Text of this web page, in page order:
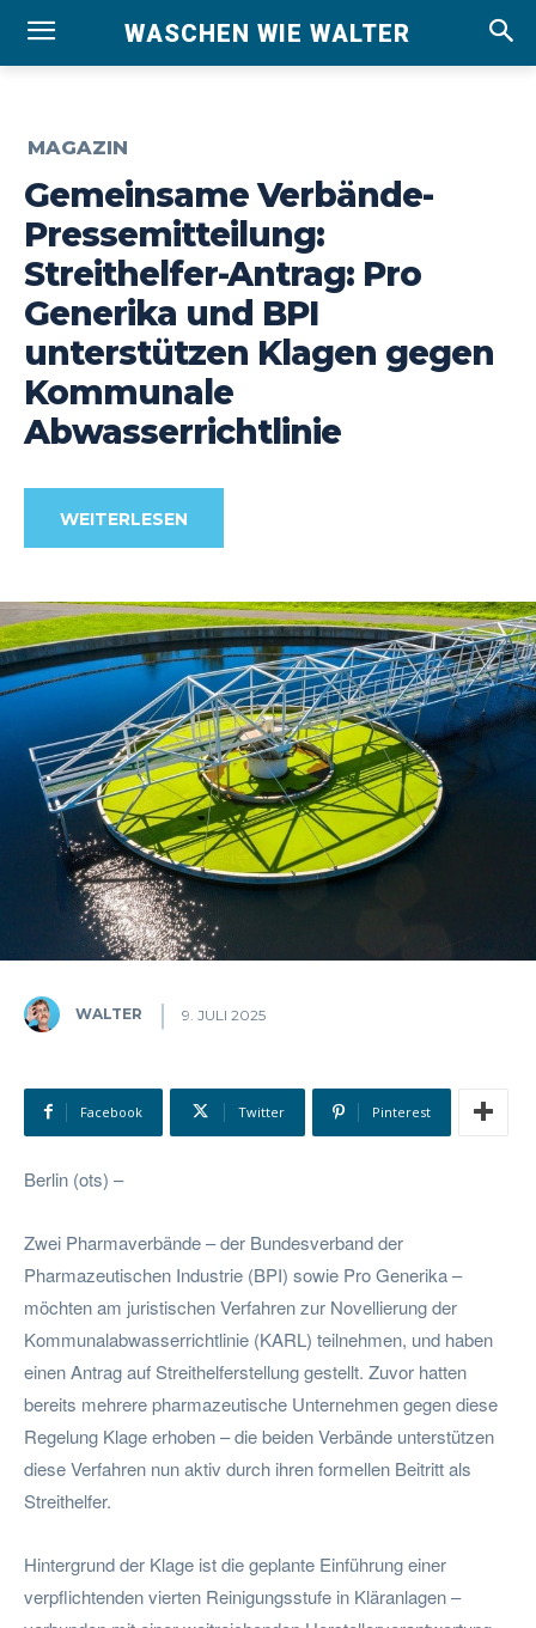
WASCHEN WIE WALTER
MAGAZIN
Gemeinsame Verbände-
Pressemitteilung:
Streithelfer-Antrag: Pro
Generika und BPI
unterstützen Klagen gegen
Kommunale
Abwasserrichtlinie
WEITERLESEN
WALTER 9. JULI 2025
Facebook Twitter Pinterest
Berlin (ots) –
Zwei Pharmaverbände – der Bundesverband der
Pharmazeutischen Industrie (BPI) sowie Pro Generika –
möchten am juristischen Verfahren zur Novellierung der
Kommunalabwasserrichtlinie (KARL) teilnehmen, und haben
einen Antrag auf Streithelferstellung gestellt. Zuvor hatten
bereits mehrere pharmazeutische Unternehmen gegen diese
Regelung Klage erhoben – die beiden Verbände unterstützen
diese Verfahren nun aktiv durch ihren formellen Beitritt als
Streithelfer.
Hintergrund der Klage ist die geplante Einführung einer
verpflichtenden vierten Reinigungsstufe in Kläranlagen –